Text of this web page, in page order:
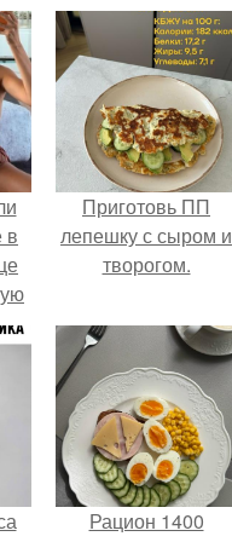
в
Приготовь ПП
лепешку с сыром и
творогом.
Рацион 1400